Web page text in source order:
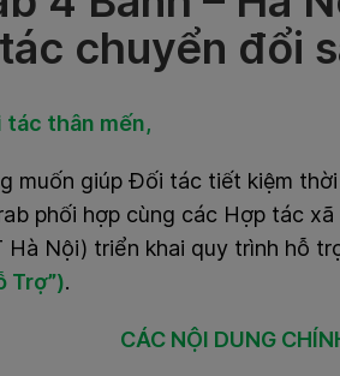
chuyển đổi
tác thân mến,
muốn giúp Đối tác tiết kiệm
phối hợp cùng các Hợp tác
Hà Nội) triển khai quy trình hỗ
Trợ”).
CÁC NỘI DUNG